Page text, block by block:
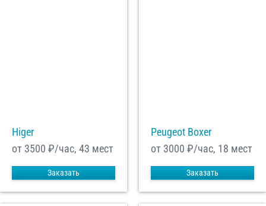
Higer
от 3500 ₽/час, 43 мест
Заказать
Peugeot Boxer
от 3000 ₽/час, 18 мест
Заказать